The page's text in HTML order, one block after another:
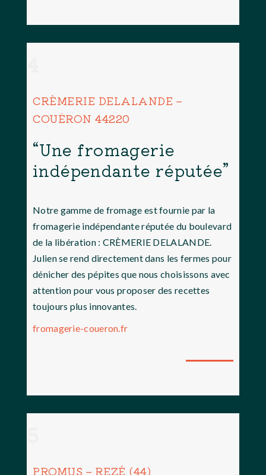
CRÈMERIE DELALANDE –
COUËRON 44220
“Une fromagerie
indépendante réputée”
Notre gamme de fromage est fournie par la
fromagerie indépendante réputée du boulevard
de la libération : CRÈMERIE DELALANDE.
Julien se rend directement dans les fermes pour
dénicher des pépites que nous choisissons avec
attention pour vous proposer des recettes
toujours plus innovantes.
fromagerie-coueron.fr
PROMUS – REZÉ (44)